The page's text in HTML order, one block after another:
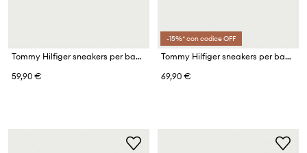
Tommy Hilfiger sneakers per bambini
59,90 €
-15%* con codice OFF
Tommy Hilfiger sneakers per bambini
69,90 €